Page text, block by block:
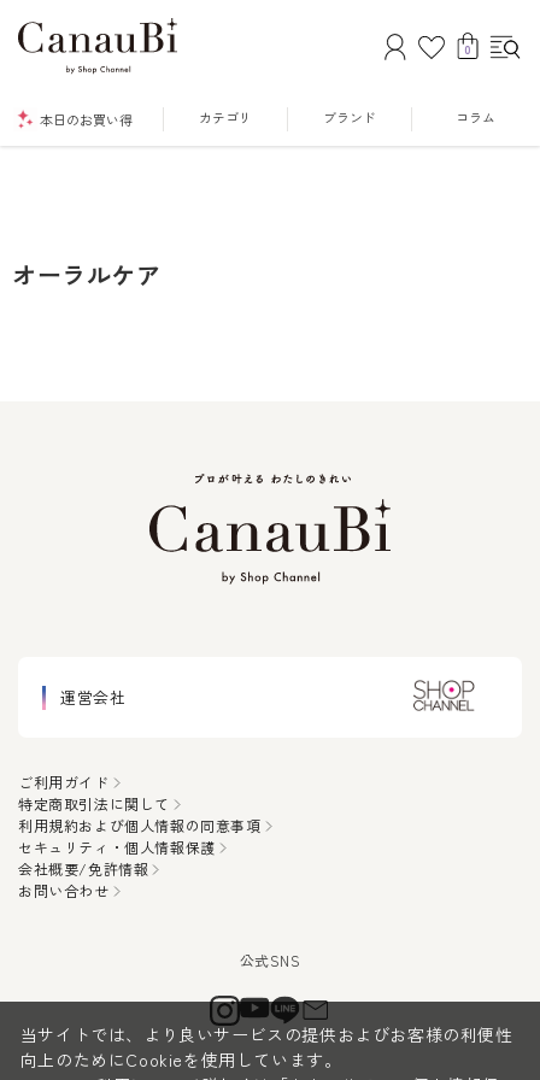
0
本日のお買い得 カテゴリ ブランド コラム
オーラルケア
運営会社
ご利用ガイド
特定商取引法に関して
利用規約および個人情報の同意事項
セキュリティ・個人情報保護
会社概要/免許情報
お問い合わせ
当サイトでは、より良いサービスの提供およびお客様の利便性
向上のためにCookieを使用しています。